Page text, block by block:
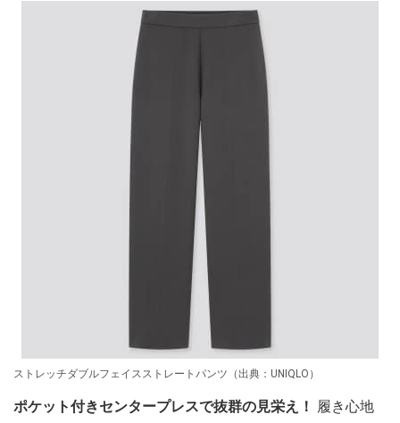
ストレッチダブルフェイスストレートパンツ（出典：UNIQLO）
ポケット付きセンタープレスで抜群の見栄え！ 履き心地